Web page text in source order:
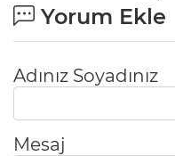
Yorum Ekle
Adınız Soyadınız
Mesaj